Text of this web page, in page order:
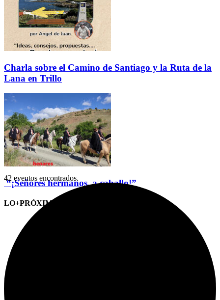
Charla sobre el Camino de Santiago y la Ruta de la
Lana en Trillo
“¡Señores hermanos, a caballo!”
LO+PRÓXIMO (CITAS)
42 eventos encontrados.